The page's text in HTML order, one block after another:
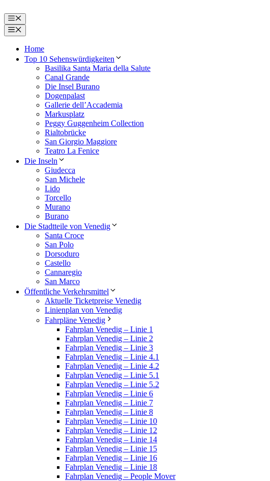
Inhalt
springen
Menü
Menü
Home
Top 10 Sehenswürdigkeiten
Basilika Santa Maria della Salute
Canal Grande
Die Insel Burano
Dogenpalast
Gallerie dell’Accademia
Markusplatz
Peggy Guggenheim Collection
Rialtobrücke
San Giorgio Maggiore
Teatro La Fenice
Die Inseln
Giudecca
San Michele
Lido
Torcello
Murano
Burano
Die Stadtteile von Venedig
Santa Croce
San Polo
Dorsoduro
Castello
Cannaregio
San Marco
Öffentliche Verkehrsmittel
Aktuelle Ticketpreise Venedig
Linienplan von Venedig
Fahrpläne Venedig
Fahrplan Venedig – Linie 1
Fahrplan Venedig – Linie 2
Fahrplan Venedig – Linie 3
Fahrplan Venedig – Linie 4.1
Fahrplan Venedig – Linie 4.2
Fahrplan Venedig – Linie 5.1
Fahrplan Venedig – Linie 5.2
Fahrplan Venedig – Linie 6
Fahrplan Venedig – Linie 7
Fahrplan Venedig – Linie 8
Fahrplan Venedig – Linie 10
Fahrplan Venedig – Linie 12
Fahrplan Venedig – Linie 14
Fahrplan Venedig – Linie 15
Fahrplan Venedig – Linie 16
Fahrplan Venedig – Linie 18
Fahrplan Venedig – People Mover